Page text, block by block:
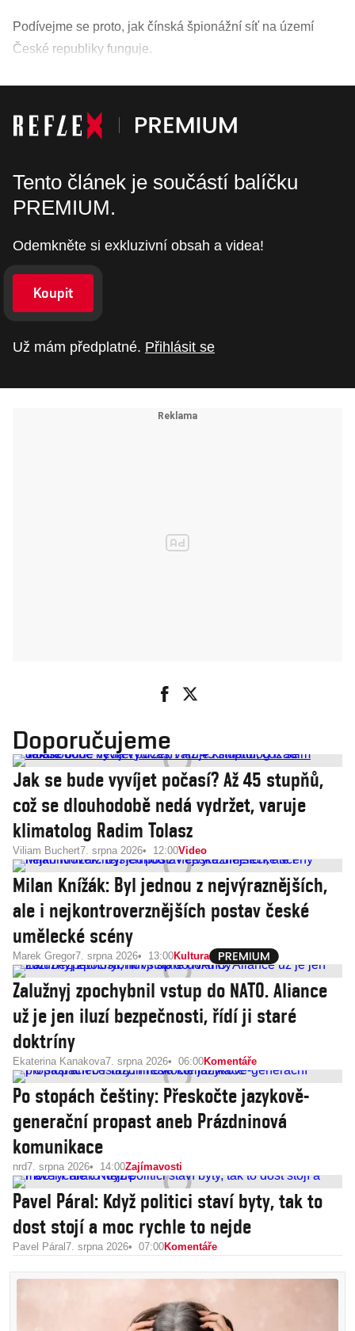
Podívejme se proto, jak čínská špionážní síť na území
České republiky funguje.
Tento článek je součástí balíčku
PREMIUM.
Odemkněte si exkluzivní obsah a videa!
Koupit
Už mám předplatné. Přihlásit se
Doporučujeme
Jak se bude vyvíjet počasí? Až 45 stupňů,
což se dlouhodobě nedá vydržet, varuje
klimatolog Radim Tolasz
Viliam Buchert7. srpna 2026 12:00Video
Milan Knížák: Byl jednou z nejvýraznějších,
ale i nejkontroverznějších postav české
umělecké scény
Marek Gregor7. srpna 2026 13:00Kultura
Zalužnyj zpochybnil vstup do NATO. Aliance
už je jen iluzí bezpečnosti, řídí ji staré
doktríny
Ekaterina Kanakova7. srpna 2026 06:00Komentáře
Po stopách češtiny: Přeskočte jazykově-
generační propast aneb Prázdninová
komunikace
nrd7. srpna 2026 14:00Zajímavosti
Pavel Páral: Když politici staví byty, tak to
dost stojí a moc rychle to nejde
Pavel Páral 7. srpna 2026 07:00Komentáře